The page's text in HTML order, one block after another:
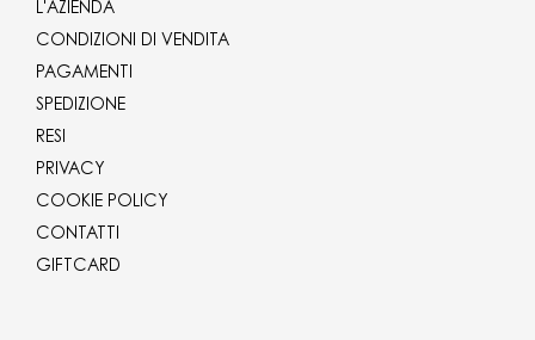
L'AZIENDA
CONDIZIONI DI VENDITA
PAGAMENTI
SPEDIZIONE
RESI
PRIVACY
COOKIE POLICY
CONTATTI
GIFTCARD